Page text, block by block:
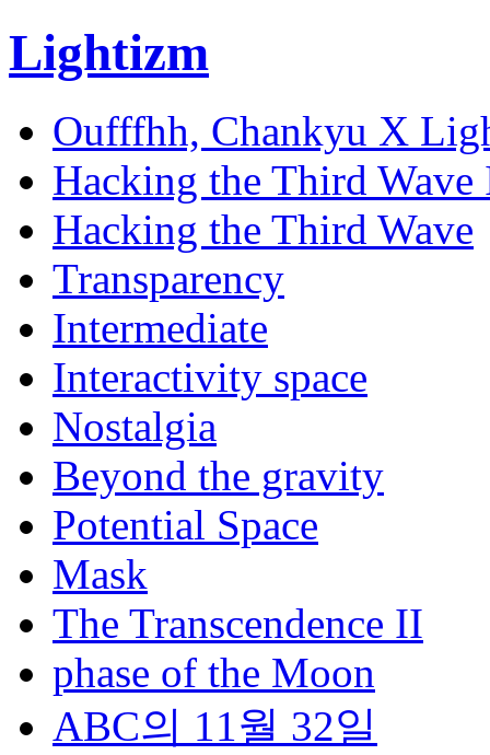
Lightizm
Oufffhh, Chankyu X
Hacking the Third Wave
Hacking the Third Wave
Transparency
Intermediate
Interactivity space
Nostalgia
Beyond the gravity
Potential Space
Mask
The Transcendence II
phase of the Moon
ABC의 11월 32일